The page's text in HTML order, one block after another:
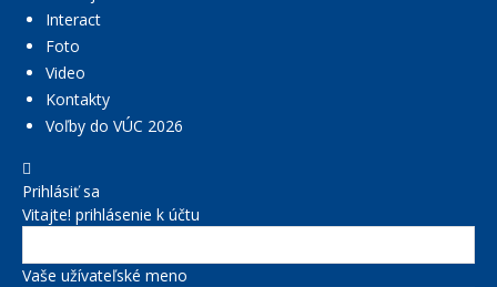
Interact
Foto
Video
Kontakty
Voľby do VÚC 2026
Prihlásiť sa
Vitajte! prihlásenie k účtu
Vaše užívateľské meno